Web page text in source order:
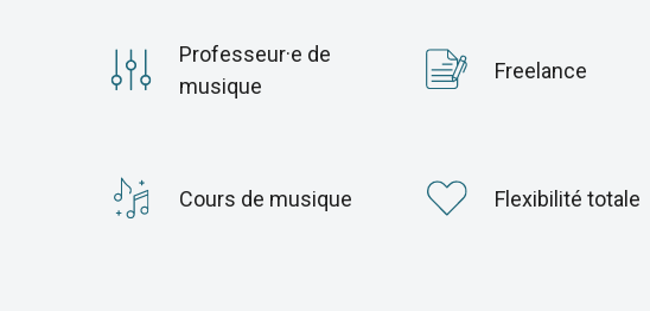
Professeur·e de
musique
Freelance
Cours de musique Flexibilité totale